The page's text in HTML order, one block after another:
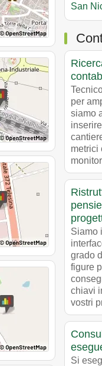
San
per
siamo
metrici
Siamo
grado
figure
chiavi
vostri
Si